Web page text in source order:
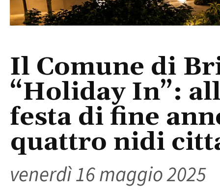
Il Comune di
“Holiday In”:
festa di fine
quattro nidi
venerdì 16 maggio 2025